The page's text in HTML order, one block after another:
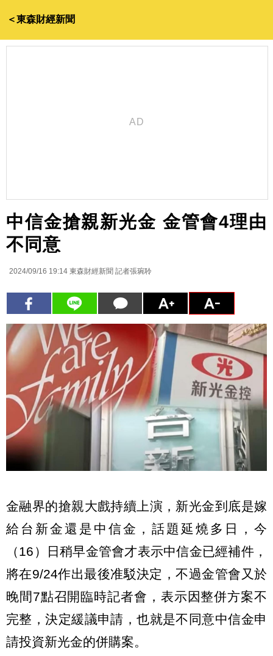
＜東森財經新聞
中信金搶親新光金 金管會4理由
不同意
2024/09/16 19:14 東森財經新聞 記者張琬聆
金融界的搶親大戲持續上演，新光金到底是嫁
給台新金還是中信金，話題延燒多日，今
（16）日稍早金管會才表示中信金已經補件，
將在9/24作出最後准駁決定，不過金管會又於
晚間7點召開臨時記者會，表示因整併方案不
完整，決定緩議申請，也就是不同意中信金申
請投資新光金的併購案。